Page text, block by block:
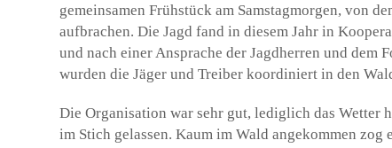
gemeinsamen Frühstück am Samstagmorgen, von
aufbrachen. Die Jagd fand in diesem Jahr in
und nach einer Ansprache der Jagdherren und dem
wurden die Jäger und Treiber koordiniert in den
Die Organisation war sehr gut, lediglich das Wetter
im Stich gelassen. Kaum im Wald angekommen zog